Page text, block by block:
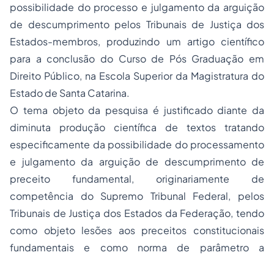
possibilidade do processo e julgamento da arguição
de descumprimento pelos Tribunais de Justiça dos
Estados-membros, produzindo um artigo científico
para a conclusão do Curso de Pós Graduação em
Direito Público, na Escola Superior da Magistratura do
Estado de Santa Catarina.
O tema objeto da pesquisa é justificado diante da
diminuta produção científica de textos tratando
especificamente da possibilidade do processamento
e julgamento da arguição de descumprimento de
preceito fundamental, originariamente de
competência do Supremo Tribunal Federal, pelos
Tribunais de Justiça dos Estados da Federação, tendo
como objeto lesões aos preceitos constitucionais
fundamentais e como norma de parâmetro a